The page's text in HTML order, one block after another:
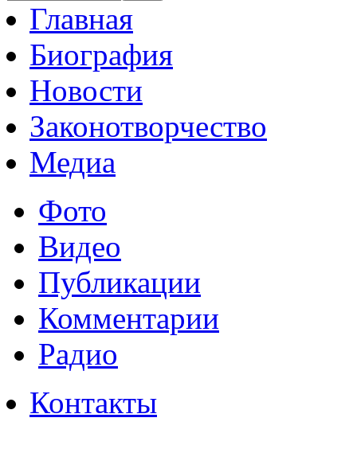
Главная
Биография
Новости
Законотворчество
Медиа
Фото
Видео
Публикации
Комментарии
Радио
Контакты